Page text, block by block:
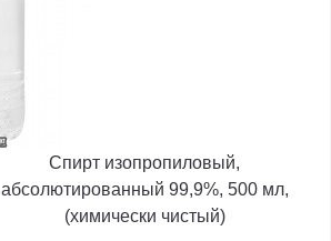
Спирт изопропиловый,
абсолютированный 99,9%, 500 мл,
(химически чистый)